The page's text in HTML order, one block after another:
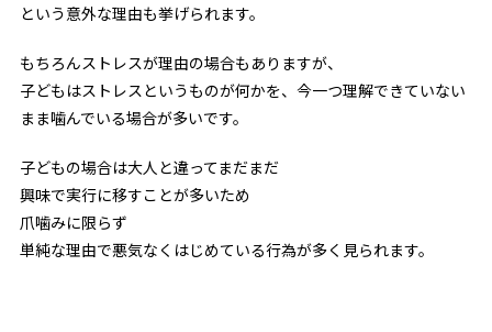
という意外な理由も挙げられます。
もちろんストレスが理由の場合もありますが、
子どもはストレスというものが何かを、今一つ理解できていない
まま噛んでいる場合が多いです。
子どもの場合は大人と違ってまだまだ
興味で実行に移すことが多いため
爪噛みに限らず
単純な理由で悪気なくはじめている行為が多く見られます。